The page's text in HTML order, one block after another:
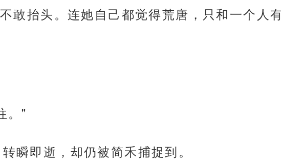
敢抬头。连她自己都觉得荒唐，只和一个人
。”
瞬即逝，却仍被简禾捕捉到。